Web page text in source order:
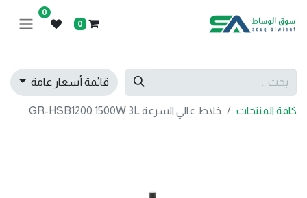
0
0
قائمة أسعار عامة
كافة المنتجات خلاط عالي السرعة GR-HSB1200 1500W 3L